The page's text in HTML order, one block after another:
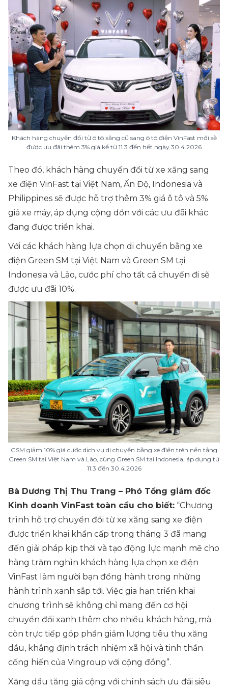
Khách hàng chuyển đổi từ ô tô xăng cũ sang ô tô điện VinFast mới sẽ
được ưu đãi thêm 3% giá kể từ 11.3 đến hết ngày 30.4.2026
Theo đó, khách hàng chuyển đổi từ xe xăng sang
xe điện VinFast tại Việt Nam, Ấn Độ, Indonesia và
Philippines sẽ được hỗ trợ thêm 3% giá ô tô và 5%
giá xe máy, áp dụng cộng dồn với các ưu đãi khác
đang được triển khai.
Với các khách hàng lựa chọn di chuyển bằng xe
điện Green SM tại Việt Nam và Green SM tại
Indonesia và Lào, cước phí cho tất cả chuyến đi sẽ
được ưu đãi 10%.
GSM giảm 10% giá cước dịch vụ di chuyển bằng xe điện trên nền tảng
Green SM tại Việt Nam và Lào, cùng Green SM tại Indonesia, áp dụng từ
11.3 đến 30.4.2026
Bà Dương Thị Thu Trang – Phó Tổng giám đốc
Kinh doanh VinFast toàn cầu cho biết: “Chương
trình hỗ trợ chuyển đổi từ xe xăng sang xe điện
được triển khai khẩn cấp trong tháng 3 đã mang
đến giải pháp kịp thời và tạo động lực mạnh mẽ cho
hàng trăm nghìn khách hàng lựa chọn xe điện
VinFast làm người bạn đồng hành trong những
hành trình xanh sắp tới. Việc gia hạn triển khai
chương trình sẽ không chỉ mang đến cơ hội
chuyển đổi xanh thêm cho nhiều khách hàng, mà
còn trực tiếp góp phần giảm lượng tiêu thụ xăng
dầu, khẳng định trách nhiệm xã hội và tinh thần
cống hiến của Vingroup với cộng đồng”.
Xăng dầu tăng giá cộng với chính sách ưu đãi siêu